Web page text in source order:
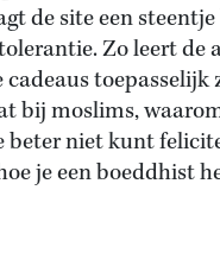
de site een
Zo leert de
toepasselijk
bij moslims,
beter niet kunt
je een boeddhist